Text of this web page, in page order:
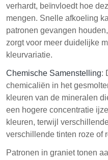
verhardt, beïnvloedt hoe
mengen. Snelle afkoeling
patronen gevangen
zorgt voor meer duidelijke
kleurvariatie.
Chemische Samenstelling:
chemicaliën in het
kleuren van de mineralen
een hogere concentratie
kleuren, terwijl
verschillende tinten roze of
Patronen in graniet tonen